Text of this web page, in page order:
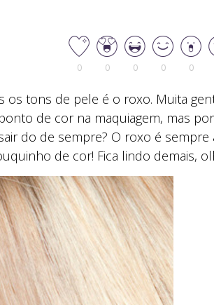
0 0 0 0 0
tons de pele é o roxo. Muita
de cor na maquiagem, mas por
do de sempre? O roxo é sempre
de cor! Fica lindo demais,